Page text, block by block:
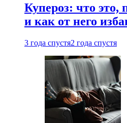
Купероз: что это,
и как от него
3 года спустя2 года спустя